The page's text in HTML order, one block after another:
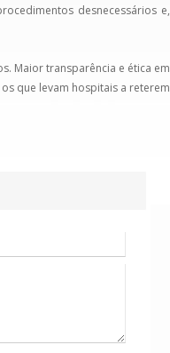
desnecessários e,
Maior transparência e ética em
que levam hospitais a reterem